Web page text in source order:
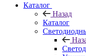
Каталог
Назад
Каталог